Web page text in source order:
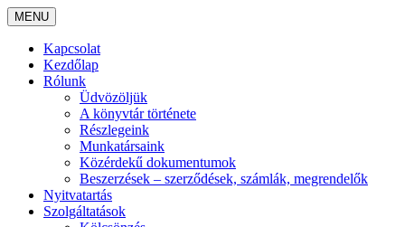
MENU
Kapcsolat
Kezdőlap
Rólunk
Üdvözöljük
A könyvtár története
Részlegeink
Munkatársaink
Közérdekű dokumentumok
Beszerzések – szerződések, számlák, megrendelők
Nyitvatartás
Szolgáltatások